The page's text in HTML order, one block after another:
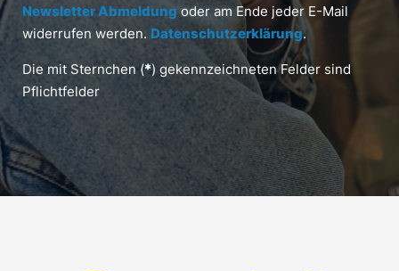
Newsletter Abmeldung oder am Ende jeder E-Mail
widerrufen werden. Datenschutzerklärung.
Die mit Sternchen (*) gekennzeichneten Felder sind
Pflichtfelder